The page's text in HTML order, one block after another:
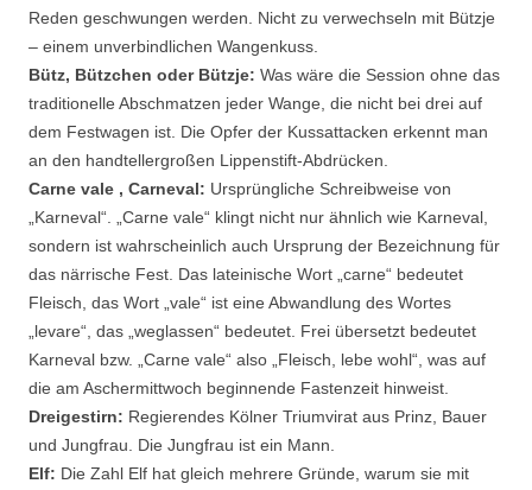
Reden geschwungen werden. Nicht zu verwechseln mit Bützje
– einem unverbindlichen Wangenkuss.
Bütz, Bützchen oder Bützje: Was wäre die Session ohne das
traditionelle Abschmatzen jeder Wange, die nicht bei drei auf
dem Festwagen ist. Die Opfer der Kussattacken erkennt man
an den handtellergroßen Lippenstift-Abdrücken.
Carne vale , Carneval: Ursprüngliche Schreibweise von
„Karneval“. „Carne vale“ klingt nicht nur ähnlich wie Karneval,
sondern ist wahrscheinlich auch Ursprung der Bezeichnung für
das närrische Fest. Das lateinische Wort „carne“ bedeutet
Fleisch, das Wort „vale“ ist eine Abwandlung des Wortes
„levare“, das „weglassen“ bedeutet. Frei übersetzt bedeutet
Karneval bzw. „Carne vale“ also „Fleisch, lebe wohl“, was auf
die am Aschermittwoch beginnende Fastenzeit hinweist.
Dreigestirn: Regierendes Kölner Triumvirat aus Prinz, Bauer
und Jungfrau. Die Jungfrau ist ein Mann.
Elf: Die Zahl Elf hat gleich mehrere Gründe, warum sie mit